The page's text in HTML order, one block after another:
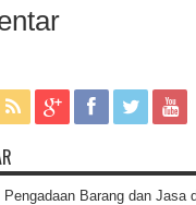
Pengadaan Barang dan Jasa